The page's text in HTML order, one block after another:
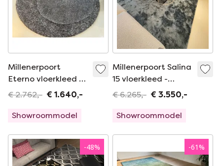
Millenerpoort
Eterno vloerkleed -
Ø250
€ 2.762,- € 1.640,-
Showroommodel
Millenerpoort Salina
15 vloerkleed -
340x340
€ 6.265,- € 3.550,-
Showroommodel
-48% -61%